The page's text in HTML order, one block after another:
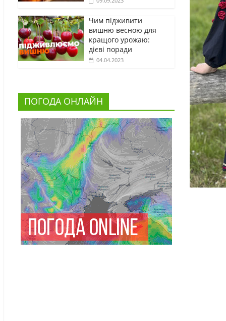
Чим підживити
вишню весною для
кращого урожаю:
дієві поради
04.04.2023
ПОГОДА ОНЛАЙН